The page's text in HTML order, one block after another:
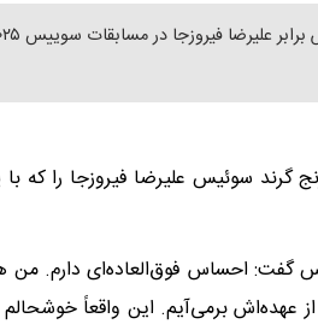
گرند سوئیس علیرضا فیروزجا را
گفت: احساس فوق‌العاده‌ای دارم. من
عهده‌اش برمی‌آیم. این واقعاً